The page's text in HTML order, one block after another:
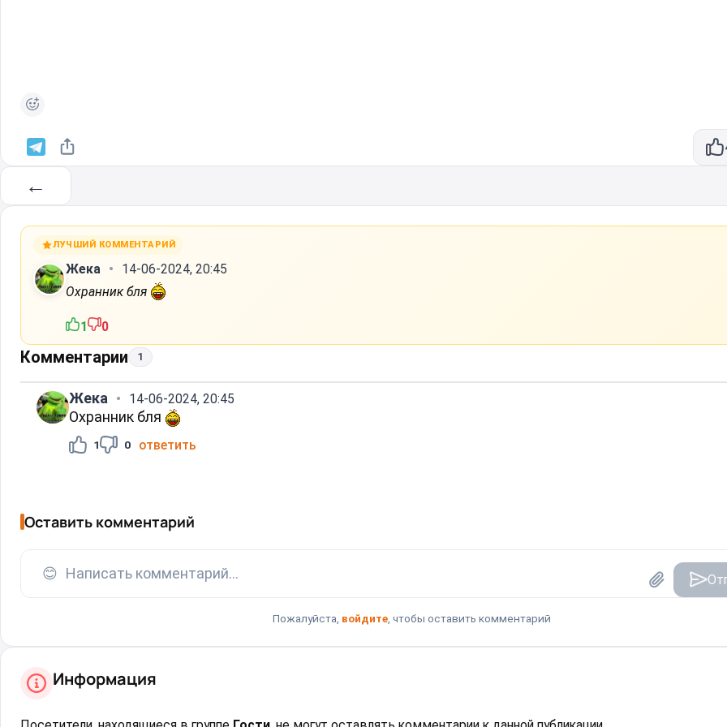
←
ЛУЧШИЙ КОММЕНТАРИЙ
Жека
14-06-2024, 20:45
Охранник бля
1 0
Комментарии 1
Жека 14-06-2024, 20:45
Охранник бля
1 0 ответить
Оставить комментарий
😊 Написать комментарий...
Пожалуйста, войдите, чтобы оставить комментарий
Информация